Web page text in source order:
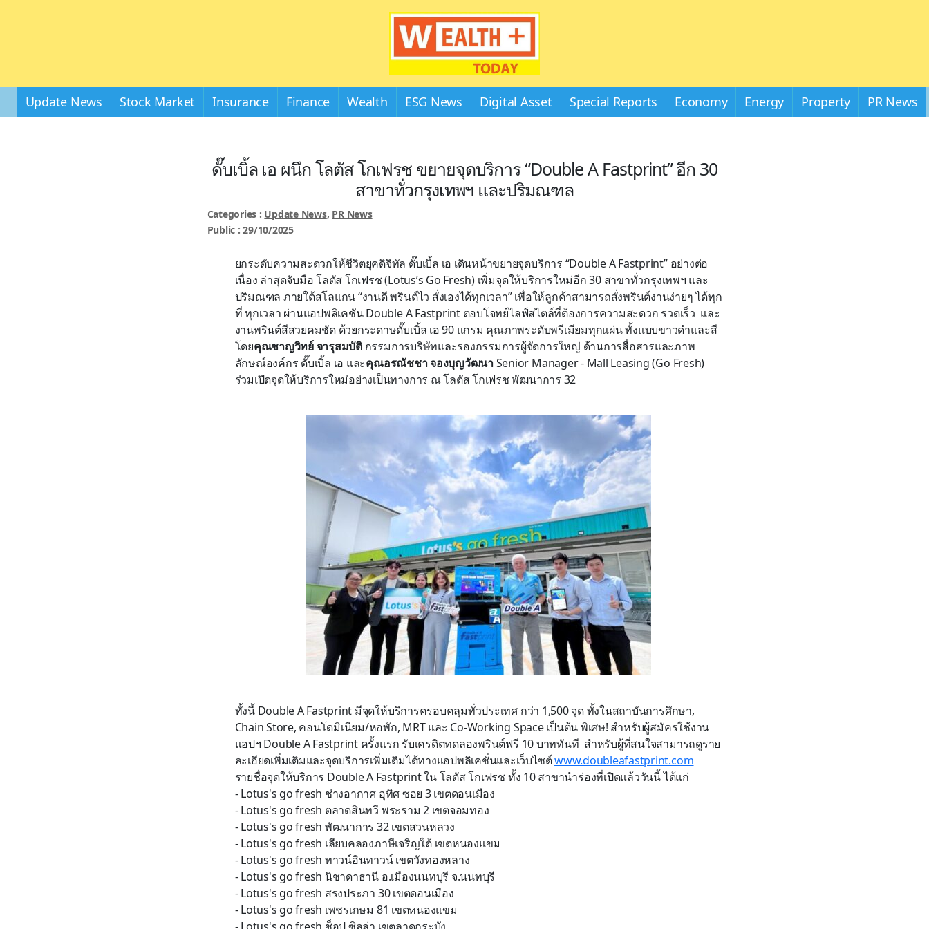
Update News Stock Market Insurance Finance Wealth ESG News Digital Asset Special Reports Economy Energy Property PR News
ดั๊บเบิ้ล เอ ผนึก โลตัส โกเฟรช ขยายจุดบริการ “Double A Fastprint” อีก 30
สาขาทั่วกรุงเทพฯ และปริมณฑล
Categories : Update News, PR News
Public : 29/10/2025
ยกระดับความสะดวกให้ชีวิตยุคดิจิทัล ดั๊บเบิ้ล เอ เดินหน้าขยายจุดบริการ “Double A Fastprint” อย่างต่อ
เนื่อง ล่าสุดจับมือ โลตัส โกเฟรช (Lotus’s Go Fresh) เพิ่มจุดให้บริการใหม่อีก 30 สาขาทั่วกรุงเทพฯ และ
ปริมณฑล ภายใต้สโลแกน “งานดี พรินต์ไว สั่งเองได้ทุกเวลา” เพื่อให้ลูกค้าสามารถสั่งพรินต์งานง่ายๆ ได้ทุก
ที่ ทุกเวลา ผ่านแอปพลิเคชัน Double A Fastprint ตอบโจทย์ไลฟ์สไตล์ที่ต้องการความสะดวก รวดเร็ว และ
งานพรินต์สีสวยคมชัด ด้วยกระดาษดั๊บเบิ้ล เอ 90 แกรม คุณภาพระดับพรีเมียมทุกแผ่น ทั้งแบบขาวดำและสี
โดยคุณชาญวิทย์ จารุสมบัติกรรมการบริษัทและรองกรรมการผู้จัดการใหญ่ ด้านการสื่อสารและภาพ
ลักษณ์องค์กร ดั๊บเบิ้ล เอ และคุณอรณัชชา จองบุญวัฒนาSenior Manager - Mall Leasing (Go Fresh)
ร่วมเปิดจุดให้บริการใหม่อย่างเป็นทางการ ณ โลตัส โกเฟรช พัฒนาการ 32
ทั้งนี้ Double A Fastprint มีจุดให้บริการครอบคลุมทั่วประเทศ กว่า 1,500 จุด ทั้งในสถาบันการศึกษา,
Chain Store, คอนโดมิเนียม/หอพัก, MRT และ Co-Working Space เป็นต้น พิเศษ! สำหรับผู้สมัครใช้งาน
แอปฯ Double A Fastprint ครั้งแรก รับเครดิตทดลองพรินต์ฟรี 10 บาททันที สำหรับผู้ที่สนใจสามารถดูราย
ละเอียดเพิ่มเติมและจุดบริการเพิ่มเติมได้ทางแอปพลิเคชั่นและเว็บไซต์www.doubleafastprint.com
รายชื่อจุดให้บริการ Double A Fastprint ใน โลตัส โกเฟรช ทั้ง 10 สาขานำร่องที่เปิดแล้ววันนี้ ได้แก่
- Lotus's go fresh ช่างอากาศ อุทิศ ซอย 3 เขตดอนเมือง
- Lotus's go fresh ตลาดสินทวี พระราม 2 เขตจอมทอง
- Lotus's go fresh พัฒนาการ 32 เขตสวนหลวง
- Lotus's go fresh เลียบคลองภาษีเจริญใต้ เขตหนองแขม
- Lotus's go fresh ทาวน์อินทาวน์ เขตวังทองหลาง
- Lotus's go fresh นิชาดาธานี อ.เมืองนนทบุรี จ.นนทบุรี
- Lotus's go fresh สรงประภา 30 เขตดอนเมือง
- Lotus's go fresh เพชรเกษม 81 เขตหนองแขม